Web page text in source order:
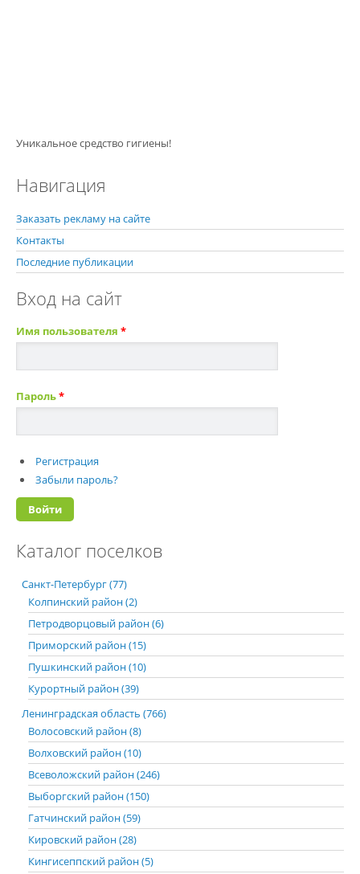
Уникальное средство гигиены!
Навигация
Заказать рекламу на сайте
Контакты
Последние публикации
Вход на сайт
Имя пользователя *
Пароль*
Регистрация
Забыли пароль?
Каталог поселков
Санкт-Петербург (77)
Колпинский район (2)
Петродворцовый район (6)
Приморский район (15)
Пушкинский район (10)
Курортный район (39)
Ленинградская область (766)
Волосовский район (8)
Волховский район (10)
Всеволожский район (246)
Выборгский район (150)
Гатчинский район (59)
Кировский район (28)
Кингисеппский район (5)